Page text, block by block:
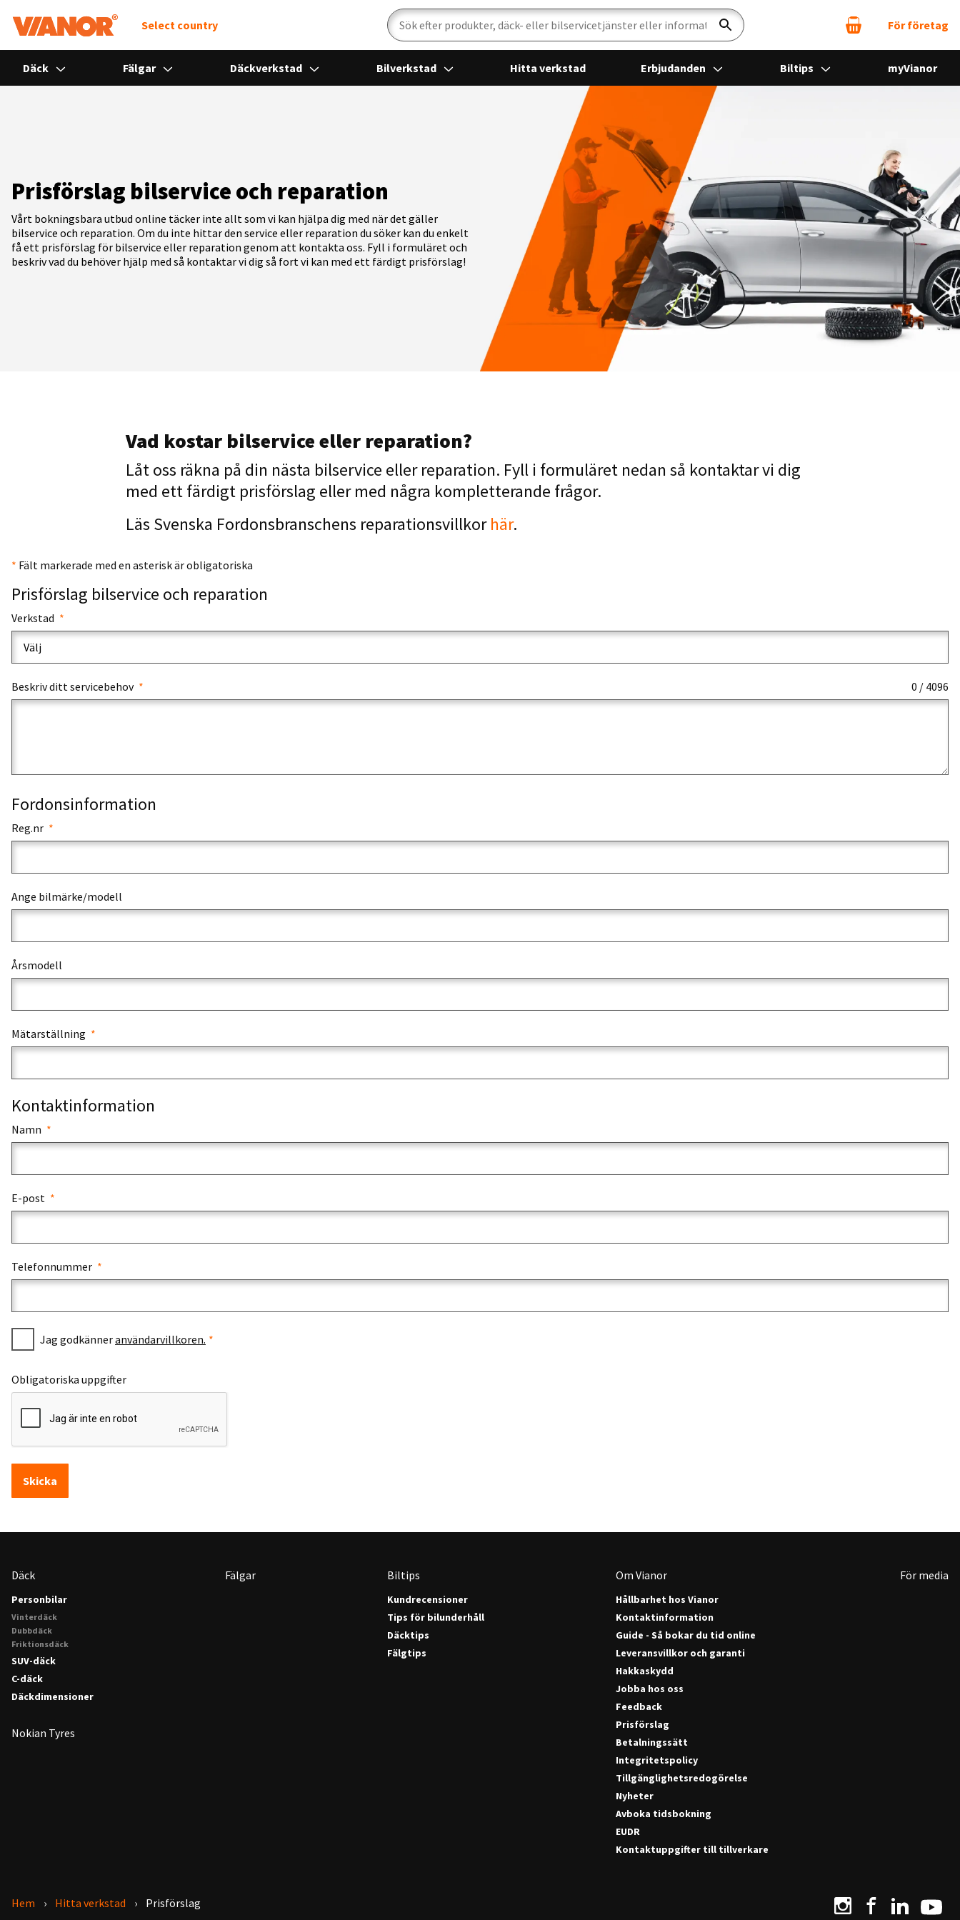
Select country Sök För företag
Däck Fälgar Däckverkstad Bilverkstad Hitta verkstad Erbjudanden Biltips myVianor
Prisförslag bilservice och reparation
Vårt bokningsbara utbud online täcker inte allt som vi kan hjälpa dig med när det gäller
bilservice och reparation. Om du inte hittar den service eller reparation du söker kan du enkelt
få ett prisförslag för bilservice eller reparation genom att kontakta oss. Fyll i formuläret och
beskriv vad du behöver hjälp med så kontaktar vi dig så fort vi kan med ett färdigt prisförslag!
Vad kostar bilservice eller reparation?
Låt oss räkna på din nästa bilservice eller reparation. Fyll i formuläret nedan så kontaktar vi dig
med ett färdigt prisförslag eller med några kompletterande frågor.
Läs Svenska Fordonsbranschens reparationsvillkorhär.
* Fält markerade med en asterisk är obligatoriska
Prisförslag bilservice och reparation
Verkstad
Beskriv ditt servicebehov 0 / 4096
Fordonsinformation
Reg.nr
Ange bilmärke/modell
Årsmodell
Mätarställning
Kontaktinformation
Namn
E-post
Telefonnummer
Jag godkänneranvändarvillkoren.
Obligatoriska uppgifter
Skicka
Däck
Personbilar
Vinterdäck
Dubbdäck
Friktionsdäck
SUV-däck
C-däck
Däckdimensioner
Nokian Tyres
Fälgar Biltips
Kundrecensioner
Tips för bilunderhåll
Däcktips
Fälgtips
Om Vianor
Hållbarhet hos Vianor
Kontaktinformation
Guide - Så bokar du tid online
Leveransvillkor och garanti
Hakkaskydd
Jobba hos oss
Feedback
Prisförslag
Betalningssätt
Integritetspolicy
Tillgänglighetsredogörelse
Nyheter
Avboka tidsbokning
EUDR
Kontaktuppgifter till tillverkare
För media
Hem Hitta verkstad Prisförslag